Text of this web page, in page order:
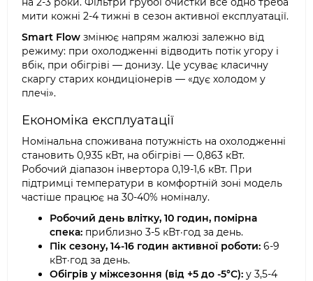
мити кожні 2-4 тижні в сезон активної експлуатації.
Smart Flow змінює напрям жалюзі залежно від
режиму: при охолодженні відводить потік угору і
вбік, при обігріві — донизу. Це усуває класичну
скаргу старих кондиціонерів — «дує холодом у
плечі».
Економіка експлуатації
Номінальна споживана потужність на охолодженні
становить 0,935 кВт, на обігріві — 0,863 кВт.
Робочий діапазон інвертора 0,19-1,6 кВт. При
підтримці температури в комфортній зоні модель
частіше працює на 30-40% номіналу.
Робочий день влітку, 10 годин, помірна
спека: приблизно 3-5 кВт·год за день.
Пік сезону, 14-16 годин активної роботи: 6-9
кВт·год за день.
Обігрів у міжсезоння (від +5 до -5°C): у 3,5-4